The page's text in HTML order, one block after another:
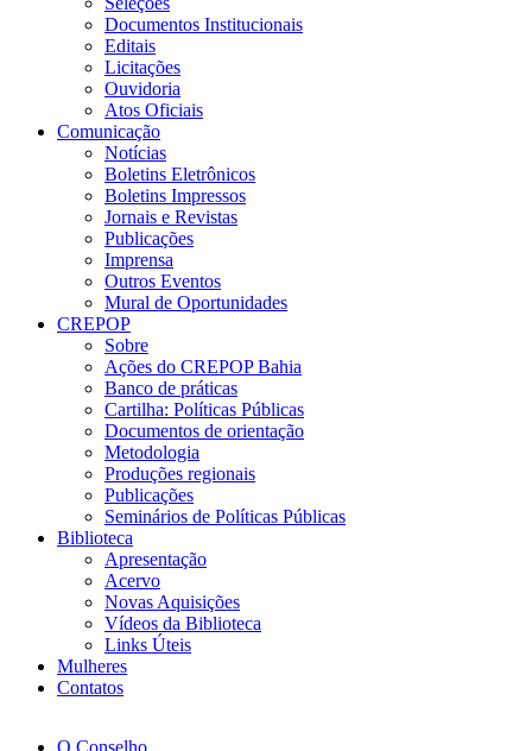
Documentos Institucionais
Editais
Licitações
Ouvidoria
Atos Oficiais
Comunicação
Notícias
Boletins Eletrônicos
Boletins Impressos
Jornais e Revistas
Publicações
Imprensa
Outros Eventos
Mural de Oportunidades
CREPOP
Sobre
Ações do CREPOP Bahia
Banco de práticas
Cartilha: Políticas Públicas
Documentos de orientação
Metodologia
Produções regionais
Publicações
Seminários de Políticas Públicas
Biblioteca
Apresentação
Acervo
Novas Aquisições
Vídeos da Biblioteca
Links Úteis
Mulheres
Contatos